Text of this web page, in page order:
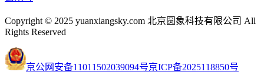
Copyright © 2025 yuanxiangsky.com 北京圆象科技有限公司 All
Rights Reserved
京公网安备11011502039094号京ICP备2025118850号